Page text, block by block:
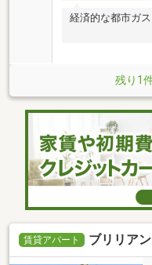
経済的な都市ガ
残り1
賃貸アパート ブリリア